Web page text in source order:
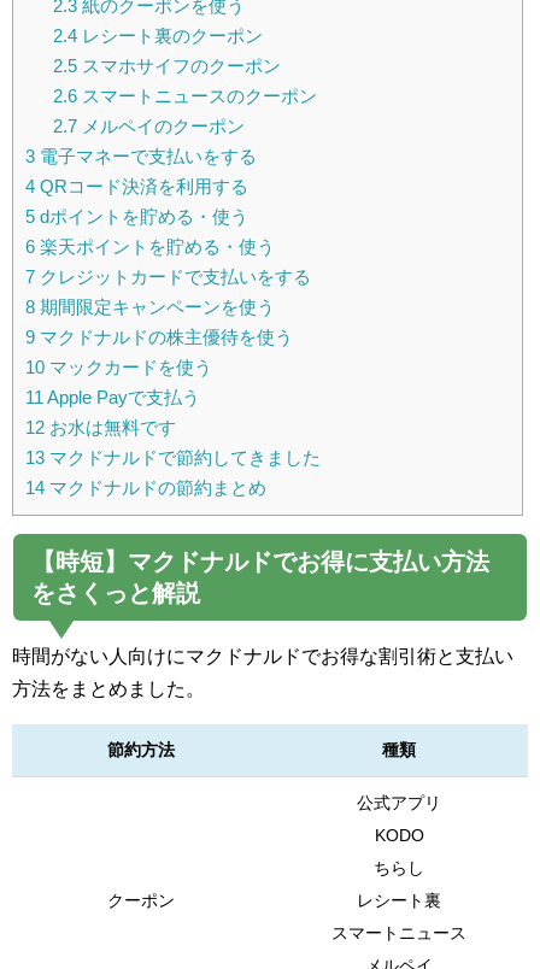
2.3紙のクーポンを使う
2.4レシート裏のクーポン
2.5スマホサイフのクーポン
2.6スマートニュースのクーポン
2.7メルペイのクーポン
3 電子マネーで支払いをする
4 QRコード決済を利用する
5 dポイントを貯める・使う
6 楽天ポイントを貯める・使う
7 クレジットカードで支払いをする
8 期間限定キャンペーンを使う
9 マクドナルドの株主優待を使う
10 マックカードを使う
11 Apple Payで支払う
12 お水は無料です
13 マクドナルドで節約してきました
14 マクドナルドの節約まとめ
【時短】マクドナルドでお得に支払い方法
をさくっと解説
時間がない人向けにマクドナルドでお得な割引術と支払い
方法をまとめました。
節約方法 種類
クーポン
公式アプリ
KODO
ちらし
レシート裏
スマートニュース